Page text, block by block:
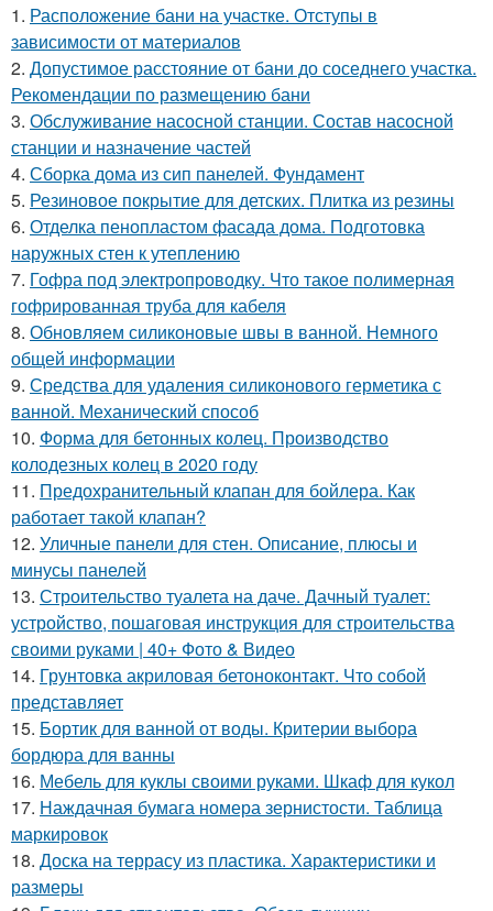
1. Расположение бани на участке. Отступы в
зависимости от материалов
2. Допустимое расстояние от бани до соседнего участка.
Рекомендации по размещению бани
3. Обслуживание насосной станции. Состав насосной
станции и назначение частей
4. Сборка дома из сип панелей. Фундамент
5. Резиновое покрытие для детских. Плитка из резины
6. Отделка пенопластом фасада дома. Подготовка
наружных стен к утеплению
7. Гофра под электропроводку. Что такое полимерная
гофрированная труба для кабеля
8. Обновляем силиконовые швы в ванной. Немного
общей информации
9. Средства для удаления силиконового герметика с
ванной. Механический способ
10. Форма для бетонных колец. Производство
колодезных колец в 2020 году
11. Предохранительный клапан для бойлера. Как
работает такой клапан?
12. Уличные панели для стен. Описание, плюсы и
минусы панелей
13. Строительство туалета на даче. Дачный туалет:
устройство, пошаговая инструкция для строительства
своими руками | 40+ Фото & Видео
14. Грунтовка акриловая бетоноконтакт. Что собой
представляет
15. Бортик для ванной от воды. Критерии выбора
бордюра для ванны
16. Мебель для куклы своими руками. Шкаф для кукол
17. Наждачная бумага номера зернистости. Таблица
маркировок
18. Доска на террасу из пластика. Характеристики и
размеры